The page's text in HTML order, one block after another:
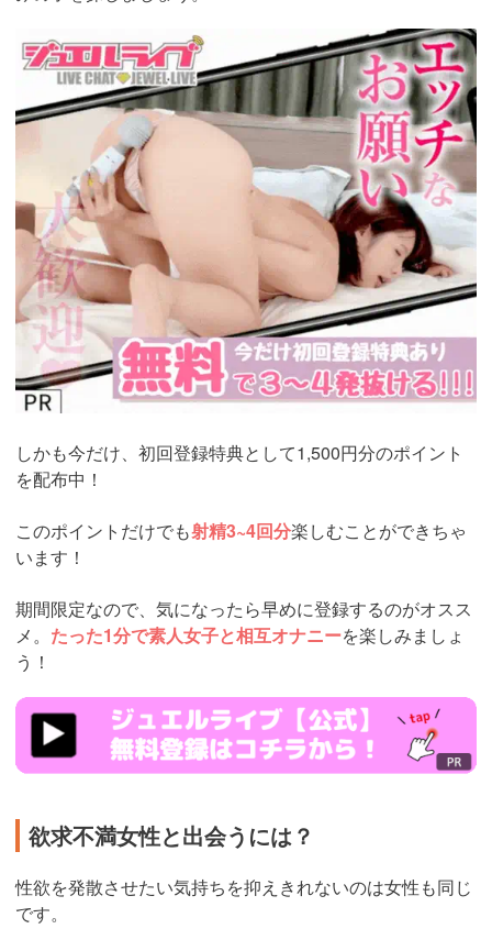
https://www.j-
live.tv/LiveChat/acs.php?
si=jwchatt&pid=MLA5661_0004&pa=lp40.php
しかも今だけ、初回登録特典として1,500円分のポイント
を配布中！
このポイントだけでも射精3~4回分楽しむことができちゃ
います！
期間限定なので、気になったら早めに登録するのがオスス
メ。 たった1分で素人女子と相互オナニーを楽しみましょ
う！
https://www.j-
live.tv/LiveChat/acs.php?
si=jwchatt&pid=MLA5661_0004&pa=lp40.php
欲求不満女性と出会うには？
性欲を発散させたい気持ちを抑えきれないのは女性も同じ
です。